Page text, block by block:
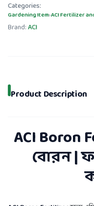
Categories:
Gardening Item›ACI Fertilizer
Brand:ACI
Product Description
ACI Boron
বোরন |